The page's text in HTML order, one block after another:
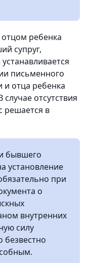
отцом ребенка
супруг,
письменного
и отца ребенка
отсутствия
решается в
бывшего
установление
при
о
внутренних
силу
безвестно